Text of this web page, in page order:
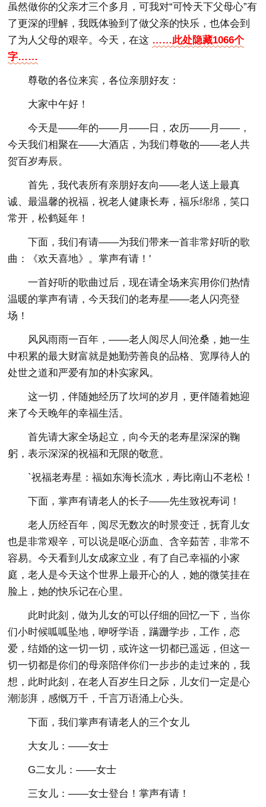
虽然做你的父亲才三个多月，可我对“可怜天下父母心”有
了更深的理解，我既体验到了做父亲的快乐，也体会到
了为人父母的艰辛。今天，在这 ……此处隐藏1066个
字……
尊敬的各位来宾，各位亲朋好友：
大家中午好！
今天是——年的——月——日，农历——月——，
今天我们相聚在——大酒店，为我们尊敬的——老人共
贺百岁寿辰。
首先，我代表所有亲朋好友向——老人送上最真
诚、最温馨的祝福，祝老人健康长寿，福乐绵绵，笑口
常开，松鹤延年！
下面，我们有请——为我们带来一首非常好听的歌
曲：《欢天喜地》。掌声有请！'
一首好听的歌曲过后，现在请全场来宾用你们热情
温暖的掌声有请，今天我们的老寿星——老人闪亮登
场！
风风雨雨一百年，——老人阅尽人间沧桑，她一生
中积累的最大财富就是她勤劳善良的品格、宽厚待人的
处世之道和严爱有加的朴实家风。
这一切，伴随她经历了坎坷的岁月，更伴随着她迎
来了今天晚年的幸福生活。
首先请大家全场起立，向今天的老寿星深深的鞠
躬，表示深深的祝福和无限的敬意。
`祝福老寿星：福如东海长流水，寿比南山不老松！
下面，掌声有请老人的长子——先生致祝寿词！
老人历经百年，阅尽无数次的时景变迁，抚育儿女
也是非常艰辛，可以说是呕心沥血、含辛茹苦，非常不
容易。今天看到儿女成家立业，有了自己幸福的小家
庭，老人是今天这个世界上最开心的人，她的微笑挂在
脸上，她的快乐记在心里。
此时此刻，做为儿女的可以仔细的回忆一下，当你
们小时候呱呱坠地，咿呀学语，蹒跚学步，工作，恋
爱，结婚的这一切一切，或许这一切都已遥远，但这一
切一切都是你们的母亲陪伴你们一步步的走过来的，我
想，此时此刻，在老人百岁生日之际，儿女们一定是心
潮澎湃，感慨万千，千言万语涌上心头。
下面，我们掌声有请老人的三个女儿
大女儿：——女士
G二女儿：——女士
三女儿：——女士登台！掌声有请！